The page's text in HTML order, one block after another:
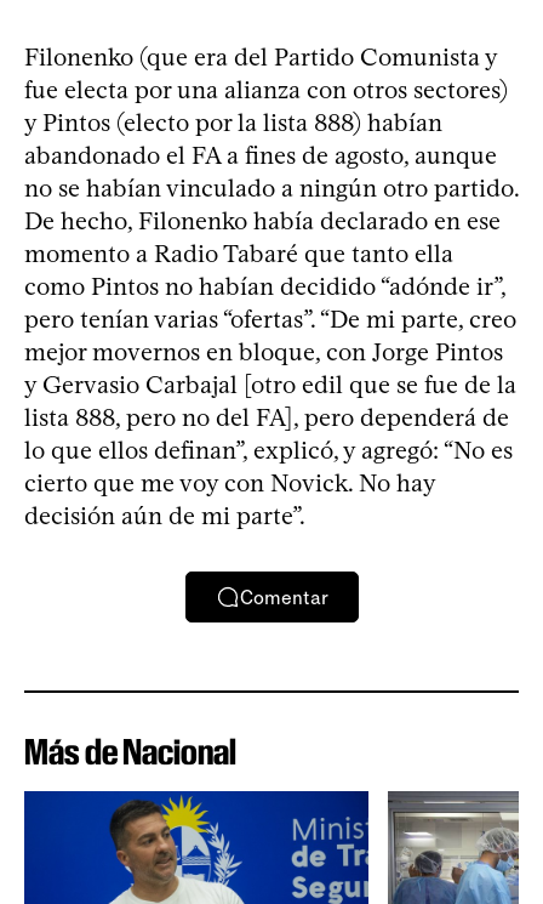
Filonenko (que era del Partido Comunista y
fue electa por una alianza con otros sectores)
y Pintos (electo por la lista 888) habían
abandonado el FA a fines de agosto, aunque
no se habían vinculado a ningún otro partido.
De hecho, Filonenko había declarado en ese
momento a Radio Tabaré que tanto ella
como Pintos no habían decidido “adónde ir”,
pero tenían varias “ofertas”. “De mi parte, creo
mejor movernos en bloque, con Jorge Pintos
y Gervasio Carbajal [otro edil que se fue de la
lista 888, pero no del FA], pero dependerá de
lo que ellos definan”, explicó, y agregó: “No es
cierto que me voy con Novick. No hay
decisión aún de mi parte”.
Comentar
Más de Nacional